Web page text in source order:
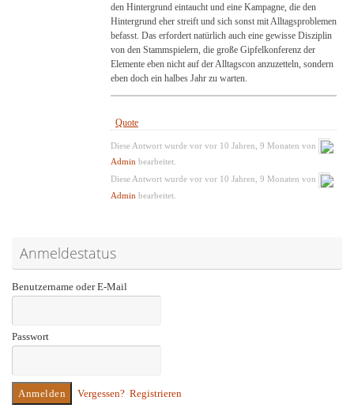
den Hintergrund eintaucht und eine Kampagne, die den
Hintergrund eher streift und sich sonst mit Alltagsproblemen
befasst. Das erfordert natürlich auch eine gewisse Disziplin
von den Stammspielern, die große Gipfelkonferenz der
Elemente eben nicht auf der Alltagscon anzuzetteln, sondern
eben doch ein halbes Jahr zu warten.
Quote
Diese Antwort wurde vor vor 10 Jahren, 9 Monaten von
Admin bearbeitet.
Diese Antwort wurde vor vor 10 Jahren, 9 Monaten von
Admin bearbeitet.
Anmeldestatus
Benutzername oder E-Mail
Passwort
Vergessen? Registrieren